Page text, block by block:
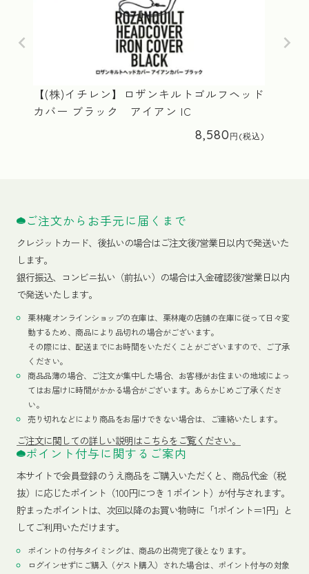
【(株)イチレン】ロザンキルトゴルフヘッド
カバー ブラック アイアン IC
8,580
ご注文からお手元に届くまで
クレジットカード、 後払いの場合はご注文後7営業日以内で発送いた
します。
銀行振込、コンビニ払い（前払い）の場合は入金確認後7営業日以内
で発送いたします。
栗林庵オンラインショップの在庫は、栗林庵の店舗の在庫に従って日々変
動するため、商品により品切れの場合がございます。
その際には、配送までにお時間をいただくことがございますので、ご了承
ください。
商品品薄の場合、ご注文が集中した場合、お客様がお住まいの地域によっ
てはお届けに時間がかかる場合がございます。あらかじめご了承くださ
い。
売り切れなどにより商品をお届けできない場合は、ご連絡いたします。
ご注文に関しての詳しい説明はこちらをご覧ください。
ポイント付与に関するご案内
本サイトで会員登録のうえ商品をご購入いただくと、商品代金（税
抜）に応じたポイント（100円につき１ポイント）が付与されます。
貯まったポイントは、次回以降のお買い物時に「1ポイント＝1円」と
してご利用いただけます。
ポイントの付与タイミングは、商品の出荷完了後となります。
ログインせずにご購入（ゲスト購入）された場合は、ポイント付与の対象